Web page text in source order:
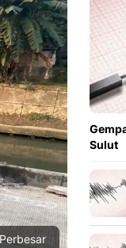
Link
Perbesar
Sulut